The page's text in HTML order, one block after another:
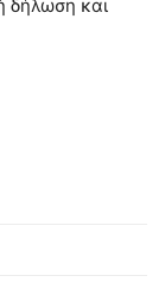
δήλωση και